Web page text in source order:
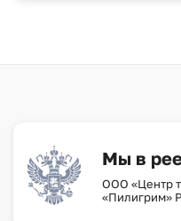
Мы в
ООО «Центр
«Пилигрим»